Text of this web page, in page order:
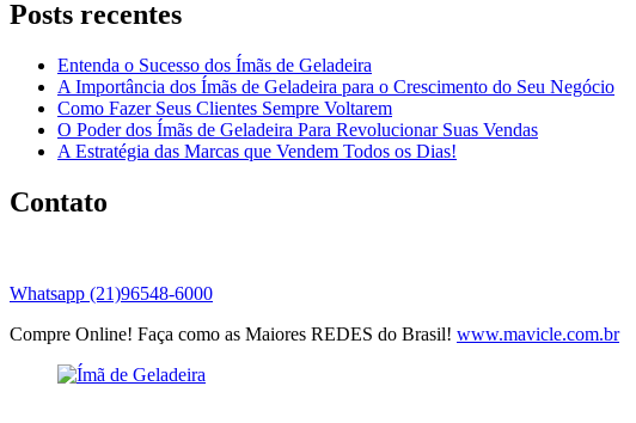
Posts recentes
Entenda o Sucesso dos Ímãs de Geladeira
A Importância dos Ímãs de Geladeira para o Crescimento do Seu Negócio
Como Fazer Seus Clientes Sempre Voltarem
O Poder dos Ímãs de Geladeira Para Revolucionar Suas Vendas
A Estratégia das Marcas que Vendem Todos os Dias!
Contato
Whatsapp (21)96548-6000
Compre Online! Faça como as Maiores REDES do Brasil! www.mavicle.com.br